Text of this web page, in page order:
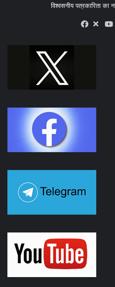
विश्वसनीय पत्रकारिता का
X